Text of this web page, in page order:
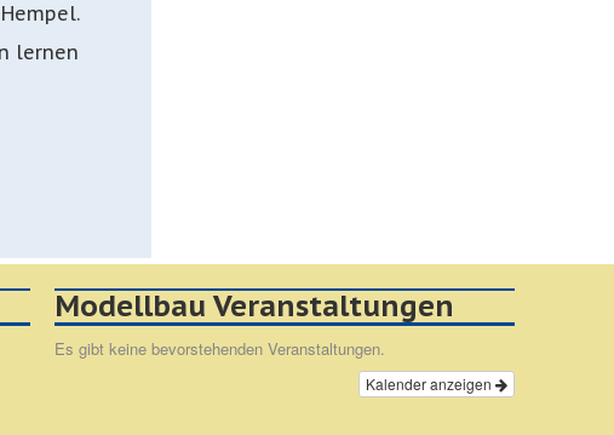
lernen
Modellbau Veranstaltungen
Es gibt keine bevorstehenden Veranstaltungen.
Kalender anzeigen